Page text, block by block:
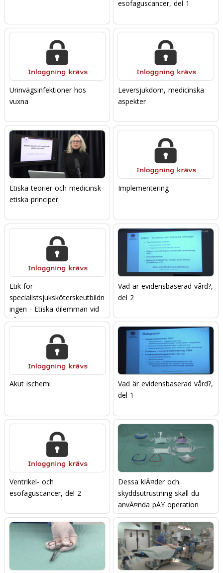
esofaguscancer, del 1
Urinvägsinfektioner hos
vuxna
Leversjukdom, medicinska
aspekter
Etiska teorier och medicinsk-
etiska principer
Implementering
Etik för
specialistsjuksköterskeutbildn
ingen - Etiska dilemman vid
vård i livets slut
Vad är evidensbaserad vård?,
del 2
Akut ischemi
Vad är evidensbaserad vård?,
del 1
Ventrikel- och
esofaguscancer, del 2
Dessa klÃ¤der och
skyddsutrustning skall du
anvÃ¤nda pÃ¥ operation